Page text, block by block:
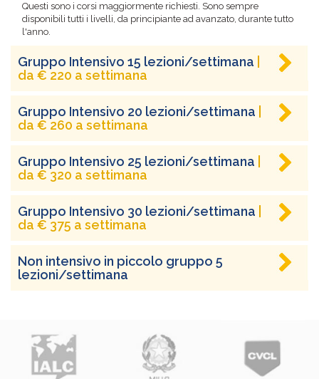
Questi sono i corsi maggiormente richiesti. Sono sempre
disponibili tutti i livelli, da principiante ad avanzato, durante tutto
l'anno.
Gruppo Intensivo 15 lezioni/settimana
da € 220 a settimana
Gruppo Intensivo 20 lezioni/settimana
da € 260 a settimana
Gruppo Intensivo 25 lezioni/settimana
da € 320 a settimana
Gruppo Intensivo 30 lezioni/settimana
da € 375 a settimana
Non intensivo in piccolo gruppo 5
lezioni/settimana